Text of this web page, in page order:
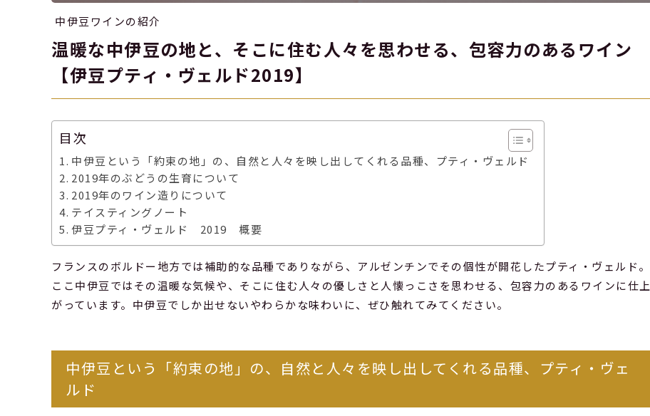
中伊豆ワインの紹介
温暖な中伊豆の地と、そこに住む人々を思わせる、包容力のあるワイン
【伊豆プティ・ヴェルド2019】
目次
中伊豆という「約束の地」の、自然と人々を映し出してくれる品種、プティ・ヴェルド
2019年のぶどうの生育について
2019年のワイン造りについて
テイスティングノート
伊豆プティ・ヴェルド 2019 概要
フランスのボルドー地方では補助的な品種でありながら、アルゼンチンでその個性が開花したプティ・ヴェルド。
ここ中伊豆ではその温暖な気候や、そこに住む人々の優しさと人懐っこさを思わせる、包容力のあるワインに仕上
がっています。中伊豆でしか出せないやわらかな味わいに、ぜひ触れてみてください。
中伊豆という「約束の地」の、自然と人々を映し出してくれる品種、プティ・ヴェ
ルド